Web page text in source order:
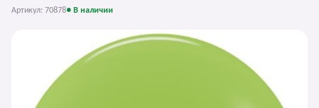
Артикул: 70878● В наличии